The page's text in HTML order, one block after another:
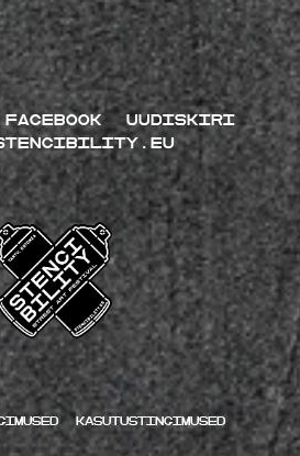
FACEBOOK
UUDISKIRI
kasutustingimused